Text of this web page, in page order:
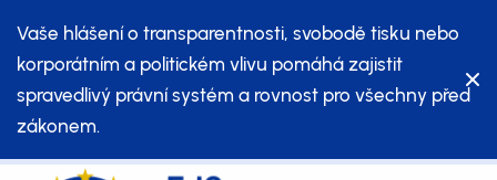
Vaše hlášení o transparentnosti, svobodě tisku nebo
korporátním a politickém vlivu pomáhá zajistit
spravedlivý právní systém a rovnost pro všechny před
zákonem.